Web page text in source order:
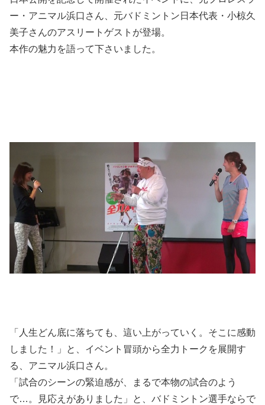
ー・アニマル浜口さん、元バドミントン日本代表・小椋久
美子さんのアスリートゲストが登場。
本作の魅力を語って下さいました。
「人生どん底に落ちても、這い上がっていく。そこに感動
しました！」と、イベント冒頭から全力トークを展開す
る、アニマル浜口さん。
「試合のシーンの緊迫感が、まるで本物の試合のよう
で…。見応えがありました」と、バドミントン選手ならで